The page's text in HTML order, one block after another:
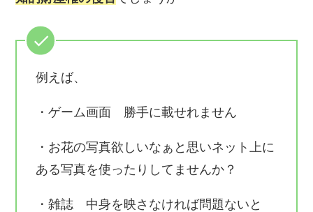
例えば、
・ゲーム画面 勝手に載せれません
・お花の写真欲しいなぁと思いネット上に
ある写真を使ったりしてませんか？
・雑誌 中身を映さなければ問題ないと